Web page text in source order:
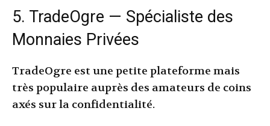
5. TradeOgre — Spécialiste des
Monnaies Privées
TradeOgre est une petite plateforme mais
très populaire auprès des amateurs de coins
axés sur la confidentialité.